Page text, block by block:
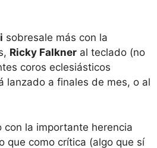
sobresale más con la
Ricky Falkner al teclado (no
coros eclesiásticos
lanzado a finales de mes, o al
la importante herencia
que como crítica (algo que sí